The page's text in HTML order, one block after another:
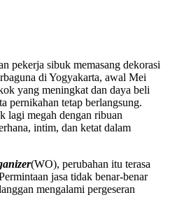
pekerja sibuk memasang dekorasi
di Yogyakarta, awal Mei
yang meningkat dan daya beli
pernikahan tetap berlangsung.
lagi megah dengan ribuan
intim, dan ketat dalam
(WO), perubahan itu terasa
jasa tidak benar-benar
mengalami pergeseran